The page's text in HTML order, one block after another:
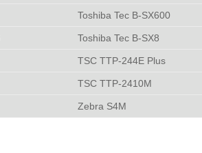
Toshiba Tec B-SX600
Toshiba Tec B-SX8
TSC TTP-244E Plus
TSC TTP-2410M
Zebra S4M